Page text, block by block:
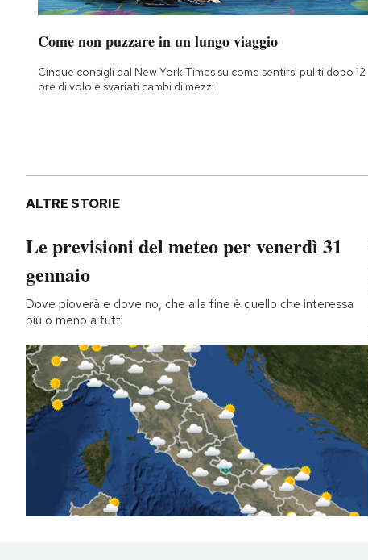
Come non puzzare in un lungo viaggio
Cinque consigli dal New York Times su come sentirsi puliti dopo 12
ore di volo e svariati cambi di mezzi
ALTRE STORIE
Le previsioni del meteo per venerdì 31
gennaio
Dove pioverà e dove no, che alla fine è quello che interessa
più o meno a tutti